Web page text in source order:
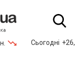
Сьогодні